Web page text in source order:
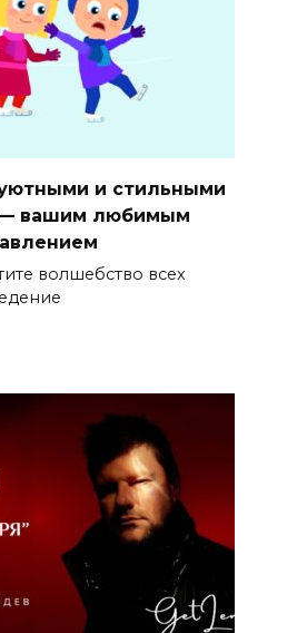
и стильными
вашим любимым
волшебство всех